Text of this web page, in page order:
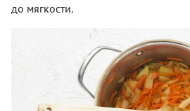
до мягкости.